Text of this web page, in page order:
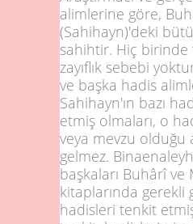
alimlerine göre,
(Sahihayn)'deki
sahihtir. Hiç birinde
zayıflık sebebi
ve başka hadis
Sahihayn'ın bazı
etmiş olmaları, o
veya mevzu olduğu
gelmez.
başkaları Buhârî ve
kitaplarında gerekli
hadisleri tenkit